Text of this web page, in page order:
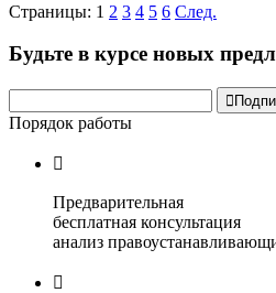
Страницы: 1 2 3 4 5 6 След.
Будьте в курсе новых

Порядок работы

Предварительная
бесплатная консультация
анализ
